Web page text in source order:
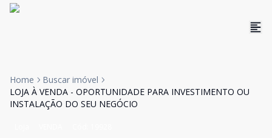
Home
Buscar imóvel
LOJA À VENDA - OPORTUNIDADE PARA INVESTIMENTO OU
INSTALAÇÃO DO SEU NEGÓCIO